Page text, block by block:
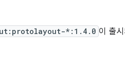
*:1.4.0 이 출